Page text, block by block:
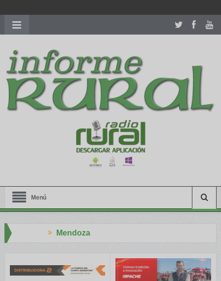
richardmillereplica
women.patekphilippe.tofor sale in usa recognized command with
dining room table ceremony. welcome to our
perfectwatches.is
shop. best youngsexdoll.comwith professional customer
services. 1: 1 design high
https://reallydiamond.com/
Menú